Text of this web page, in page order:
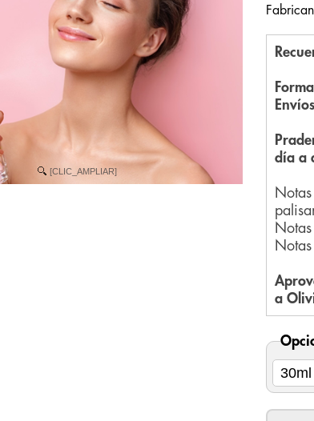
[CLIC_AMPLIAR]
día a
a